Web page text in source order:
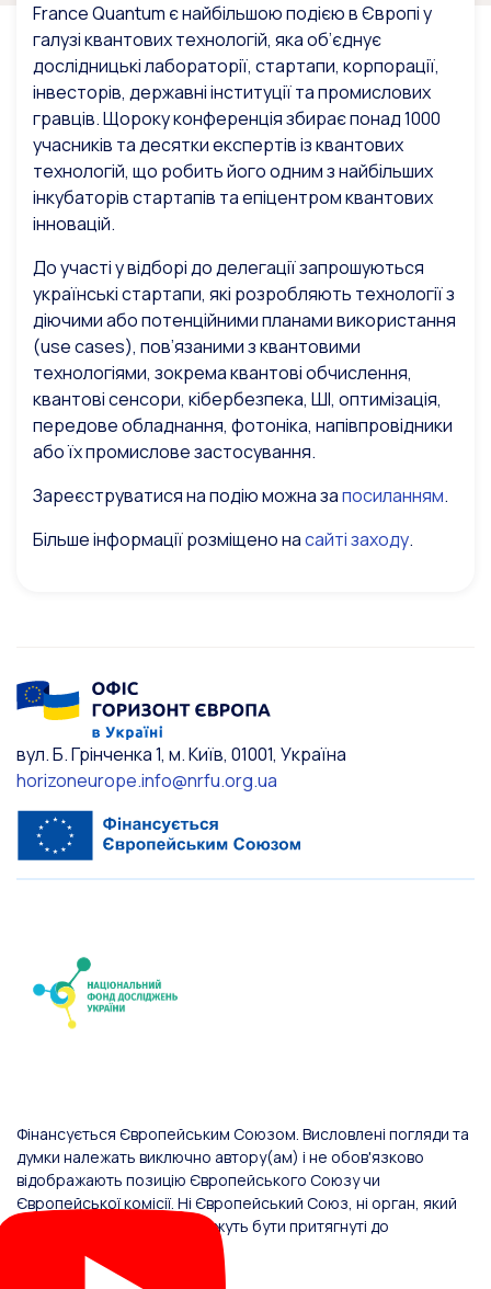
France Quantum є найбільшою подією в Європі у
галузі квантових технологій, яка об’єднує
дослідницькі лабораторії, стартапи, корпорації,
інвесторів, державні інституції та промислових
гравців. Щороку конференція збирає понад 1000
учасників та десятки експертів із квантових
технологій, що робить його одним з найбільших
інкубаторів стартапів та епіцентром квантових
інновацій.
До участі у відборі до делегації запрошуються
українські стартапи, які розробляють технології з
діючими або потенційними планами використання
(use cases), пов’язаними з квантовими
технологіями, зокрема квантові обчислення,
квантові сенсори, кібербезпека, ШІ, оптимізація,
передове обладнання, фотоніка, напівпровідники
або їх промислове застосування.
Зареєструватися на подію можна запосиланням.
Більше інформації розміщено насайті заходу.
вул. Б. Грінченка 1, м. Київ, 01001, Україна
horizoneurope.info@nrfu.org.ua
Фінансується Європейським Союзом. Висловлені погляди та
думки належать виключно автору(ам) і не обов'язково
відображають позицію Європейського Союзу чи
Європейської комісії. Ні Європейський Союз, ні орган, який
надав фінансування, не можуть бути притягнуті до